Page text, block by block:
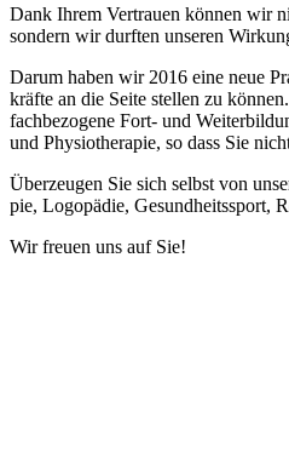
Dank Ih­rem Ver­trau­en kön­nen wir
son­dern wir durf­ten un­se­ren
Dar­um ha­ben wir 2016 eine neue
kräf­te an die Sei­te stel­len zu
fach­be­zo­ge­ne Fort- und
und Phy­sio­the­ra­pie, so dass Sie
Über­zeu­gen Sie sich selbst von
pie, Lo­go­pä­die, Ge­sund­heits­sport,
Wir freu­en uns auf Sie!